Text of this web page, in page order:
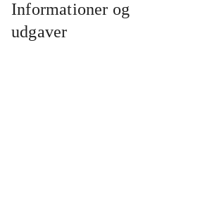
Informationer og
udgaver